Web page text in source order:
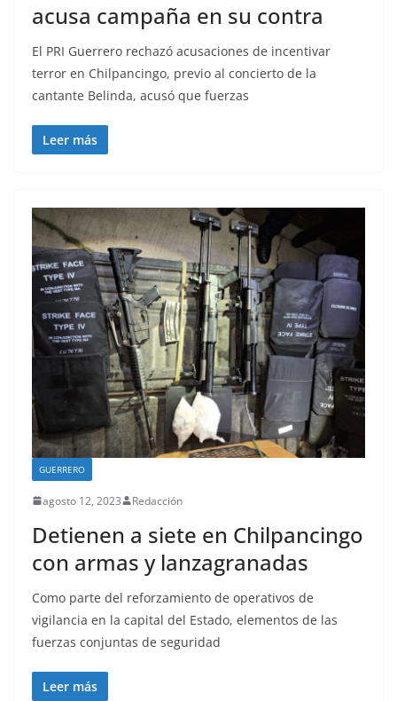
acusa campaña en su contra
El PRI Guerrero rechazó acusaciones de incentivar
terror en Chilpancingo, previo al concierto de la
cantante Belinda, acusó que fuerzas
Leer más
GUERRERO
agosto 12, 2023 Redacción
Detienen a siete en Chilpancingo
con armas y lanzagranadas
Como parte del reforzamiento de operativos de
vigilancia en la capital del Estado, elementos de las
fuerzas conjuntas de seguridad
Leer más